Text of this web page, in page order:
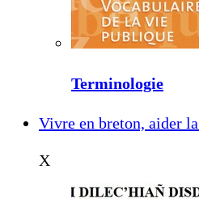
Terminologie
Vivre en breton, aider
X